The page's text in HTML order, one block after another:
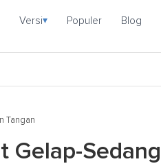
Versi▾ Populer Blog
Tangan
Gelap-Sedang